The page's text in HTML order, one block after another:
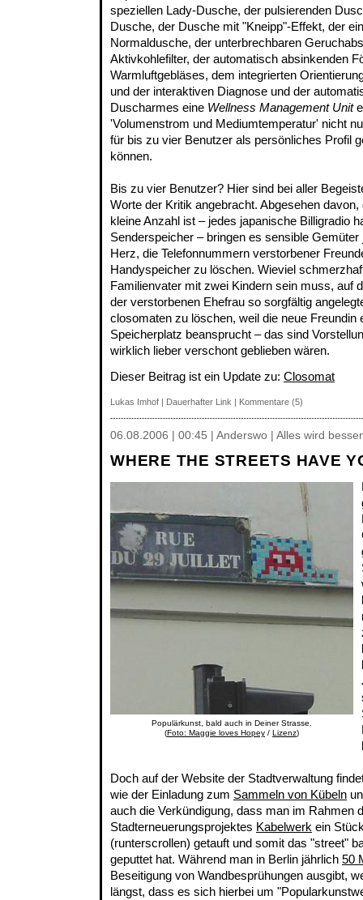
speziellen Lady-Dusche, der pulsierenden
Dusche, der Dusche mit "Kneipp"-Effekt, der
Normaldusche, der unterbrechbaren
Aktivkohlefilter, der automatisch absinkenden
Warmluftgebläses, dem integrierten
und der interaktiven Diagnose und der
Duscharmes eine Wellness Management Unit
'Volumenstrom und Mediumtemperatur' nicht
für bis zu vier Benutzer als persönliches Profil
können.
Bis zu vier Benutzer? Hier sind bei aller
Worte der Kritik angebracht. Abgesehen
kleine Anzahl ist – jedes japanische Billigradio
Senderspeicher – bringen es sensible
Herz, die Telefonnummern verstorbener
Handyspeicher zu löschen. Wieviel
Familienvater mit zwei Kindern sein muss, auf
der verstorbenen Ehefrau so sorgfältig
closomaten zu löschen, weil die neue Freundin
Speicherplatz beansprucht – das sind
wirklich lieber verschont geblieben wären.
Dieser Beitrag ist ein Update zu: Closomat
Lukas Imhof | Dauerhafter Link | Kommentare (5)
06.08.2006 | 00:45 | Anderswo | Alles wird besser
WHERE THE STREETS HAVE
Populärkunst, bald auch in Deiner Strasse.
(Foto: Maggie loves Hopey / Lizenz)
Doch auf der Website der Stadtverwaltung
wie der Einladung zum Sammeln von Kübeln
auch die Verkündigung, dass man im Rahmen
Stadterneuerungsprojektes Kabelwerk ein
(runterscrollen) getauft und somit das "street"
geputtet hat. Während man in Berlin jährlich 50
Beseitigung von Wandbesprühungen ausgibt,
längst, dass es sich hierbei um